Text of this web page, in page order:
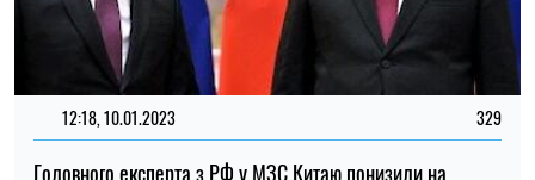
12:18, 10.01.2023 329
Головного експерта з РФ у МЗС Китаю понизили на